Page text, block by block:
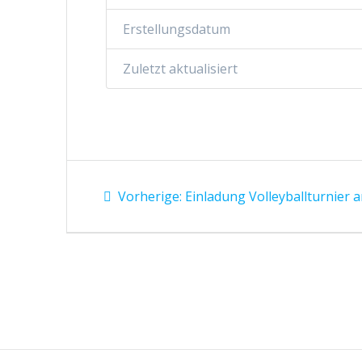
Erstellungsdatum
Zuletzt aktualisiert
Vorherige: Vorheriger
Einladung Volleyballturnier